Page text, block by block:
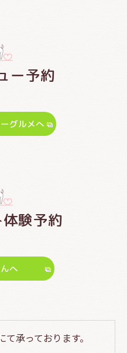
ー予約
グルメへ
験予約
へ
承っております。